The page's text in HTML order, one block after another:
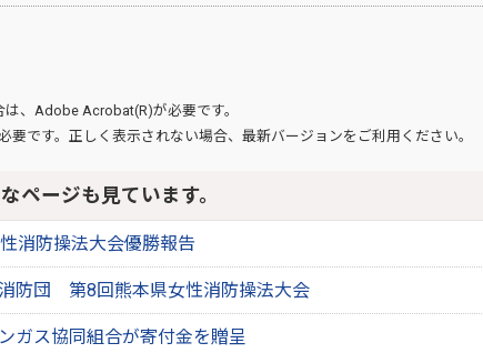
、 Adobe Acrobat(R)が必要です。
要です。正しく表示されない場合、最新バージョンをご利用ください。
ページも見ています。
消防操法大会優勝報告
防団 第8回熊本県女性消防操法大会
ガス協同組合が寄付金を贈呈